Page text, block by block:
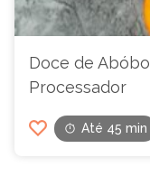
Doce de
Processador
Até 45 min